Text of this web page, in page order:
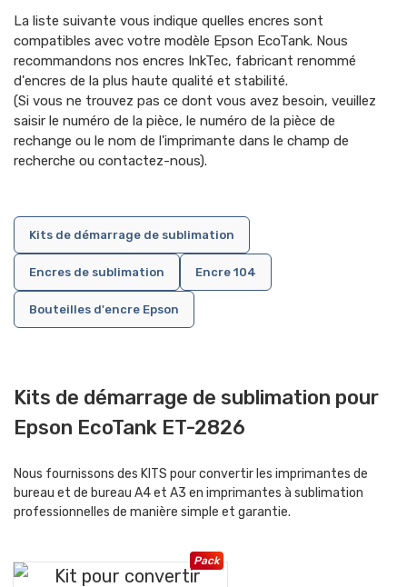
La liste suivante vous indique quelles encres sont
compatibles avec votre modèle Epson EcoTank. Nous
recommandons nos encres InkTec, fabricant renommé
d'encres de la plus haute qualité et stabilité.
(Si vous ne trouvez pas ce dont vous avez besoin, veuillez
saisir le numéro de la pièce, le numéro de la pièce de
rechange ou le nom de l'imprimante dans le champ de
recherche ou contactez-nous).
Kits de démarrage de sublimation
Encres de sublimation Encre 104
Bouteilles d'encre Epson
Kits de démarrage de sublimation pour
Epson EcoTank ET-2826
Nous fournissons des KITS pour convertir les imprimantes de
bureau et de bureau A4 et A3 en imprimantes à sublimation
professionnelles de manière simple et garantie.
Pack